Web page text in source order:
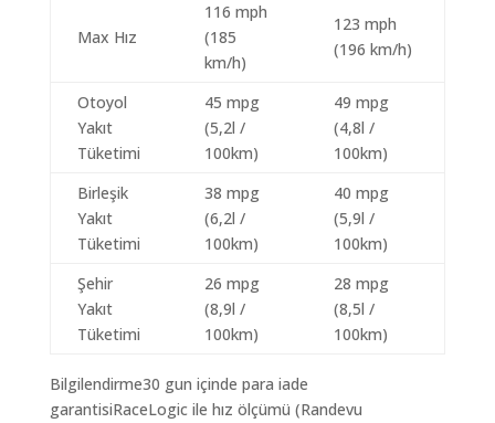
Max Hız
116 mph
(185
km/h)
123 mph
(196 km/h)
Otoyol
Yakıt
Tüketimi
45 mpg
(5,2l /
100km)
49 mpg
(4,8l /
100km)
Birleşik
Yakıt
Tüketimi
38 mpg
(6,2l /
100km)
40 mpg
(5,9l /
100km)
Şehir
Yakıt
Tüketimi
26 mpg
(8,9l /
100km)
28 mpg
(8,5l /
100km)
Bilgilendirme30 gun içinde para iade
garantisiRaceLogic ile hız ölçümü (Randevu